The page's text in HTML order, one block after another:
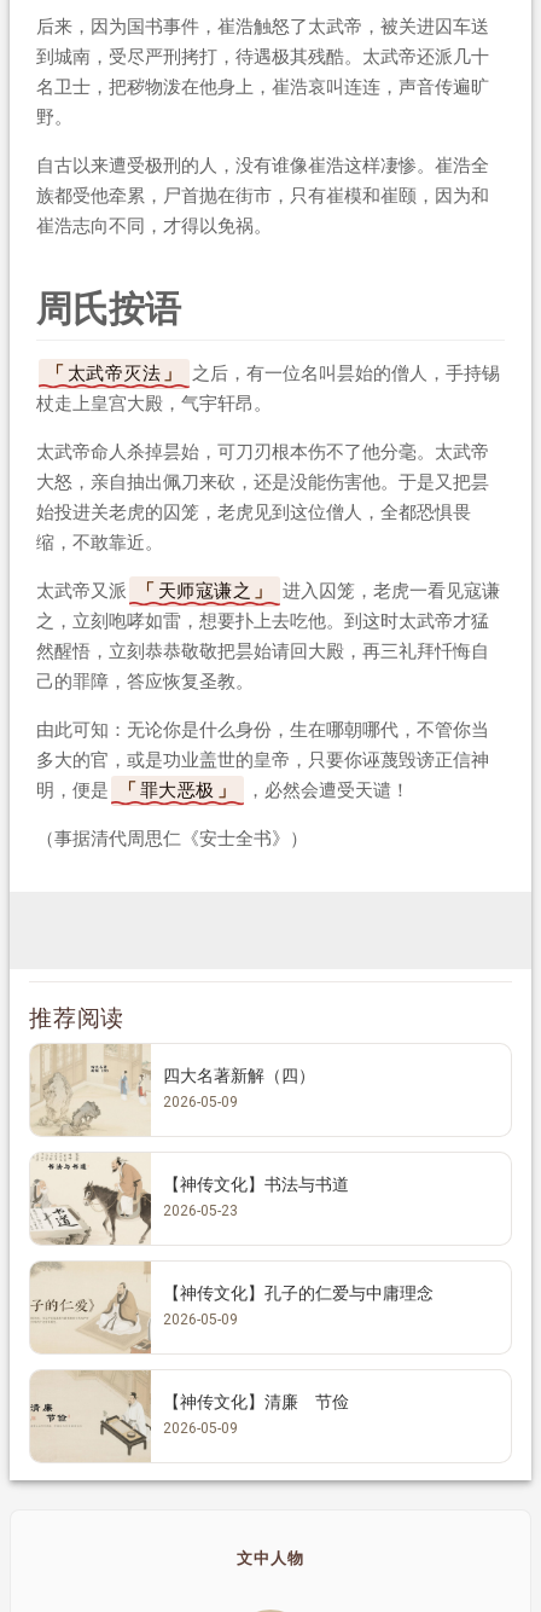
后来，因为国书事件，崔浩触怒了太武帝，被关进囚车送
到城南，受尽严刑拷打，待遇极其残酷。太武帝还派几十
名卫士，把秽物泼在他身上，崔浩哀叫连连，声音传遍旷
野。
自古以来遭受极刑的人，没有谁像崔浩这样凄惨。崔浩全
族都受他牵累，尸首抛在街市，只有崔模和崔颐，因为和
崔浩志向不同，才得以免祸。
周氏按语
太武帝灭法
之后，有一位名叫昙始的僧人，手持锡
杖走上皇宫大殿，气宇轩昂。
太武帝命人杀掉昙始，可刀刃根本伤不了他分毫。太武帝
大怒，亲自抽出佩刀来砍，还是没能伤害他。于是又把昙
始投进关老虎的囚笼，老虎见到这位僧人，全都恐惧畏
缩，不敢靠近。
太武帝又派 天师寇谦之
进入囚笼，老虎一看见寇谦
之，立刻咆哮如雷，想要扑上去吃他。到这时太武帝才猛
然醒悟，立刻恭恭敬敬把昙始请回大殿，再三礼拜忏悔自
己的罪障，答应恢复圣教。
由此可知：无论你是什么身份，生在哪朝哪代，不管你当
多大的官，或是功业盖世的皇帝，只要你诬蔑毁谤正信神
明，便是
罪大恶极 ，必然会遭受天谴！
（事据清代周思仁《安士全书》）
推荐阅读
四大名著新解（四）
2026-05-09
【神传文化】书法与书道
2026-05-23
【神传文化】孔子的仁爱与中庸理念
2026-05-09
【神传文化】清廉 节俭
2026-05-09
文中人物